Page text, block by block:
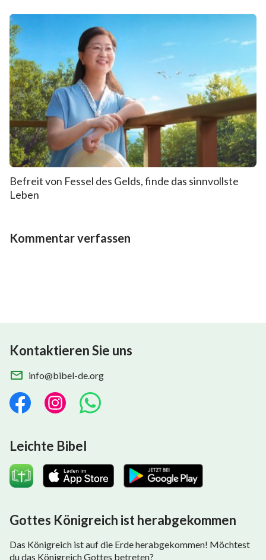
Befreit von Fessel des Gelds, finde das sinnvollste
Leben
Kommentar verfassen
Kontaktieren Sie uns
info@bibel-de.org
Leichte Bibel
Gottes Königreich ist herabgekommen
Das Königreich ist auf die Erde herabgekommen! Möchtest
du das Königreich Gottes betreten?